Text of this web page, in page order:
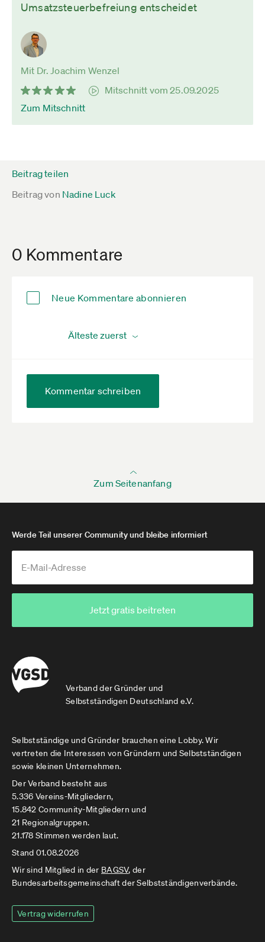
Umsatzsteuerbefreiung entscheidet
Mit Dr. Joachim Wenzel
Mitschnitt vom 25.09.2025
Zum Mitschnitt
Beitrag teilen
Beitrag von Nadine Luck
0 Kommentare
Neue Kommentare abonnieren
Kommentar schreiben
Zum Seitenanfang
Verband der Gründer und
Selbstständigen Deutschland e.V.
Werde Teil unserer Community und bleibe informiert
Jetzt gratis beitreten
Selbstständige und Gründer brauchen eine Lobby. Wir
vertreten die Interessen von Gründern und Selbstständigen
sowie kleinen Unternehmen.
Der Verband besteht aus
5.336 Vereins-Mitgliedern,
15.842 Community-Mitgliedern und
21 Regionalgruppen.
21.178 Stimmen werden laut.
Stand 01.08.2026
Wir sind Mitglied in der BAGSV, der
Bundesarbeitsgemeinschaft der Selbstständigenverbände.
Vertrag widerrufen